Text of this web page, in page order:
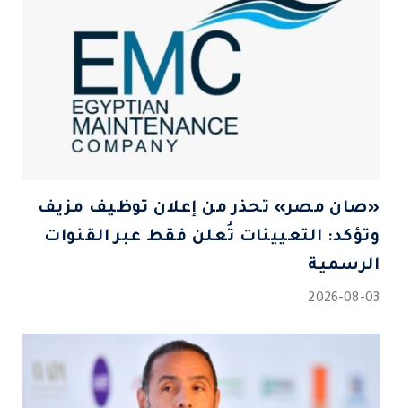
«صان مصر» تحذر من إعلان توظيف مزيف
وتؤكد: التعيينات تُعلن فقط عبر القنوات
الرسمية
2026-08-03